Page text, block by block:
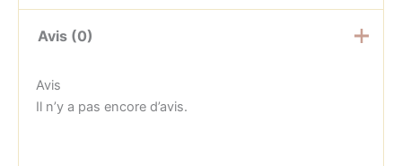
Avis (0)
Avis
Il n’y a pas encore d’avis.